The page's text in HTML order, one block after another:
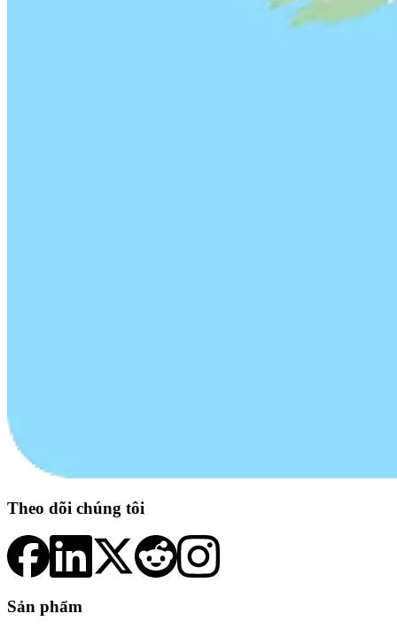
Theo dõi chúng tôi
Sản phẩm